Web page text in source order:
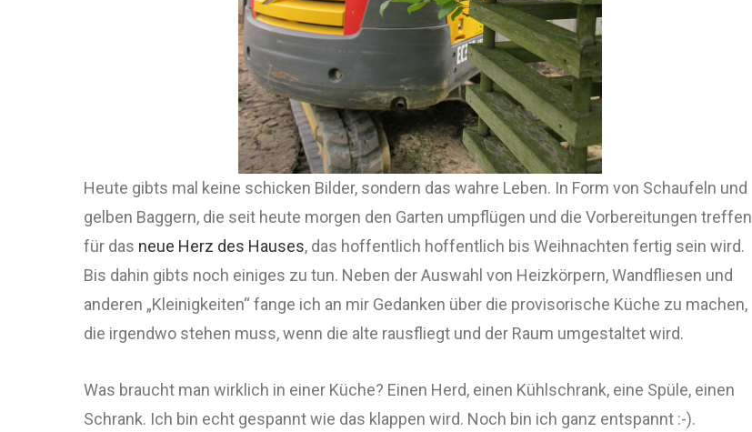
Heute gibts mal keine schicken Bilder, sondern das wahre Leben. In Form von Schaufeln und
gelben Baggern, die seit heute morgen den Garten umpflügen und die Vorbereitungen treffen
für das neue Herz des Hauses, das hoffentlich hoffentlich bis Weihnachten fertig sein wird.
Bis dahin gibts noch einiges zu tun. Neben der Auswahl von Heizkörpern, Wandfliesen und
anderen „Kleinigkeiten“ fange ich an mir Gedanken über die provisorische Küche zu machen,
die irgendwo stehen muss, wenn die alte rausfliegt und der Raum umgestaltet wird.
Was braucht man wirklich in einer Küche? Einen Herd, einen Kühlschrank, eine Spüle, einen
Schrank. Ich bin echt gespannt wie das klappen wird. Noch bin ich ganz entspannt :-).